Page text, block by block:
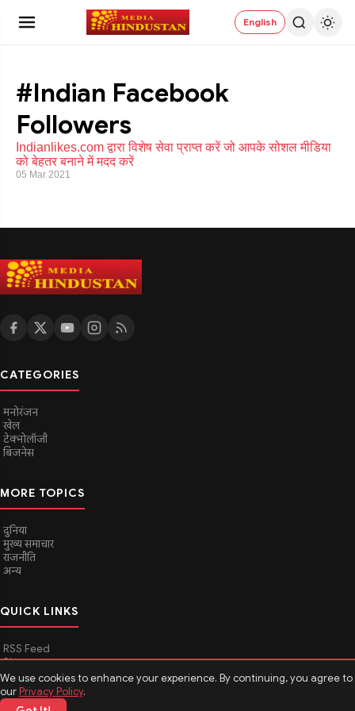
We use cookies to enhance your experience. By continuing, you agree to
ourPrivacy Policy.
English
#Indian Facebook
Followers
Indianlikes.com द्वारा विशेष सेवा प्राप्त करें जो आपके सोशल मीडिया
को बेहतर बनाने में मदद करें
05 Mar 2021
CATEGORIES
मनोरंजन
खेल
टेक्नोलॉजी
बिजनेस
MORE TOPICS
दुनिया
मुख्य समाचार
राजनीति
अन्य
QUICK LINKS
RSS Feed
Sitemap